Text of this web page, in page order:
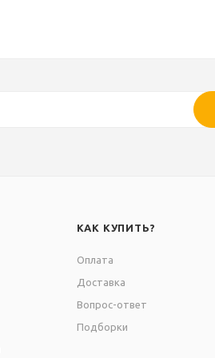
КАК КУПИТЬ?
Оплата
Доставка
Вопрос-ответ
Подборки